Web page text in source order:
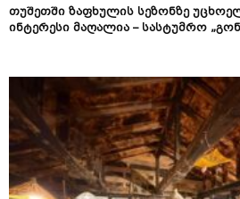
თუშეთში ზაფხულის სეზონზე
ინტერესი მაღალია – სასტუმრო